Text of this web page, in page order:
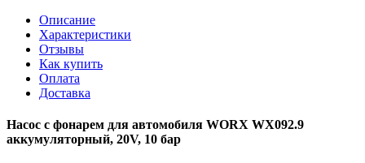
Описание
Характеристики
Отзывы
Как купить
Оплата
Доставка
Насос с фонарем для автомобиля WORX WX092.9
аккумуляторный, 20V, 10 бар